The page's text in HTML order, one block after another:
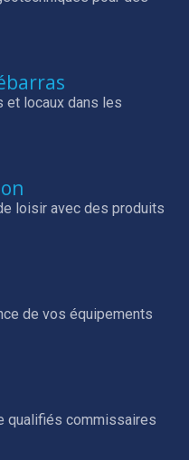
et locaux dans les
loisir avec des produits
de vos équipements
qualifiés commissaires